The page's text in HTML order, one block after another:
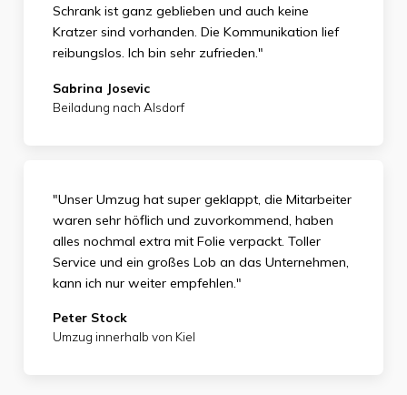
Schrank ist ganz geblieben und auch keine
Kratzer sind vorhanden. Die Kommunikation lief
reibungslos. Ich bin sehr zufrieden."
Sabrina Josevic
Beiladung nach Alsdorf
"Unser Umzug hat super geklappt, die Mitarbeiter
waren sehr höflich und zuvorkommend, haben
alles nochmal extra mit Folie verpackt. Toller
Service und ein großes Lob an das Unternehmen,
kann ich nur weiter empfehlen."
Peter Stock
Umzug innerhalb von Kiel